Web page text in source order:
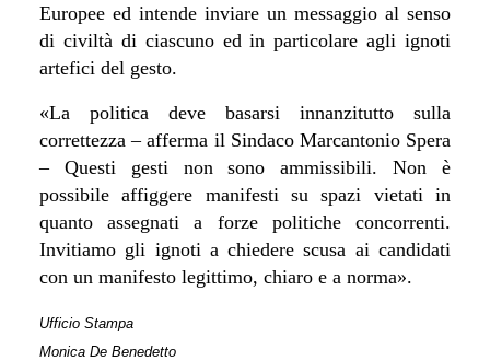
Europee ed intende inviare un messaggio al senso
di civiltà di ciascuno ed in particolare agli ignoti
artefici del gesto.
«La politica deve basarsi innanzitutto sulla
correttezza – afferma il Sindaco Marcantonio Spera
– Questi gesti non sono ammissibili.Non è
possibile affiggere manifesti su spazi vietati in
quanto assegnati a forze politiche concorrenti.
Invitiamo gli ignoti a chiedere scusa ai candidati
con un manifesto legittimo, chiaro e a norma».
Ufficio Stampa
Monica De Benedetto